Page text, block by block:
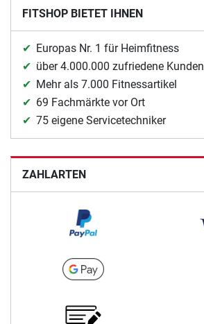
FITSHOP BIETET IHNEN
Europas Nr. 1 für Heimfitness
über 4.000.000 zufriedene Kunden
Mehr als 7.000 Fitnessartikel
69 Fachmärkte vor Ort
75 eigene Servicetechniker
ZAHLARTEN